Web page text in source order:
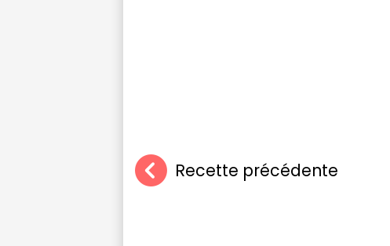
Recette précédente